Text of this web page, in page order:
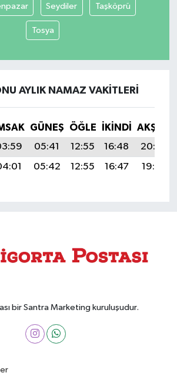
Seydiler Taşköprü
Tosya
AYLIK NAMAZ VAKITLERI
GÜNEŞ ÖĞLE İKINDI
AKŞAM
05:41 12:55 16:48
20:00
05:42 12:55 16:47 19:59
bir Santra Marketing kuruluşudur.